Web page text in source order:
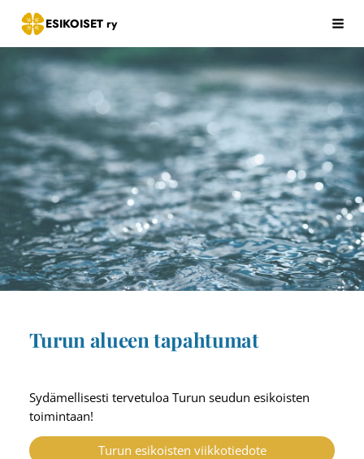
Siirry
sivun
sisältöön
ESIKOISET ry
Turun alueen tapahtumat
Sydämellisesti tervetuloa Turun seudun esikoisten
toimintaan!
Turun esikoisten viikkotiedote